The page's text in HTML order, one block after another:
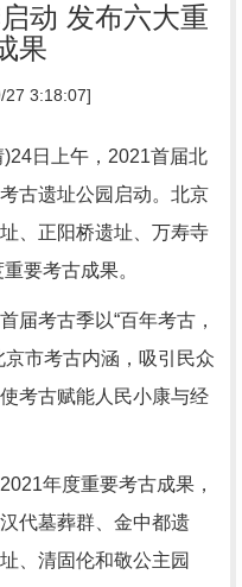
动 发布六大重
果
27 3:18:07]
日上午，2021首届北
古遗址公园启动。北京
、正阳桥遗址、万寿寺
要考古成果。
考古季以“百年考古，
市考古内涵，吸引民众
考古赋能人民小康与经
年度重要考古成果，
代墓葬群、金中都遗
、清固伦和敬公主园